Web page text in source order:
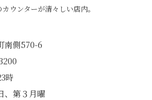
カウンターが清々しい店内。
南側570-6
時
、第３月曜